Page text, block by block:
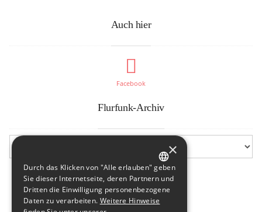
Auch hier
Facebook
Flurfunk-Archiv
GERMAN
ENGLISH
×
Durch das Klicken von "Alle erlauben" geben
Sie dieser Internetseite, deren Partnern und
Dritten die Einwilligung personenbezogene
Daten zu verarbeiten. Weitere Hinweise